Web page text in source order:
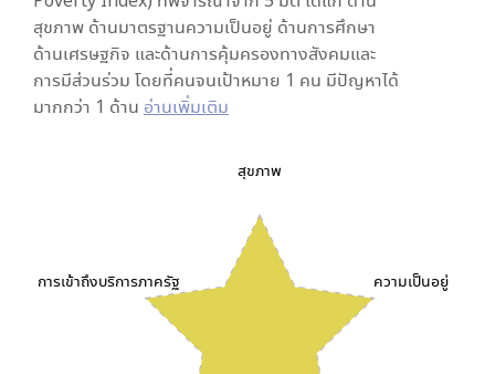
สุขภาพ ด้านมาตรฐานความเป็นอยู่ ด้านการศึกษา
ด้านเศรษฐกิจ และด้านการคุ้มครองทางสังคมและ
การมีส่วนร่วม โดยที่คนจนเป้าหมาย 1 คน มีปัญหาได้
มากกว่า 1 ด้าน อ่านเพิ่มเติม
สุขภาพ
ความเป็นอยู่
การเข้าถึงบริการภาครัฐ